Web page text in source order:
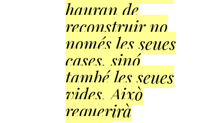
hauran de
reconstruir no
només les seues
cases, sinó
també les seues
vides. Això
requerirà